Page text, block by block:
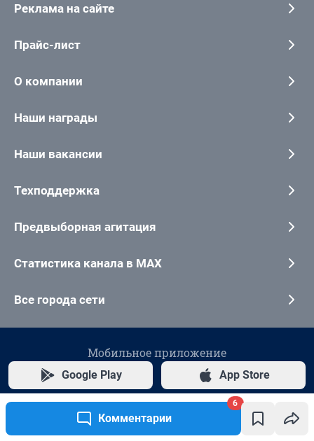
Комментарии
6
Реклама на сайте
Прайс-лист
О компании
Наши награды
Наши вакансии
Техподдержка
Предвыборная агитация
Статистика канала в MAX
Все города сети
Мобильное приложение
Google Play App Store